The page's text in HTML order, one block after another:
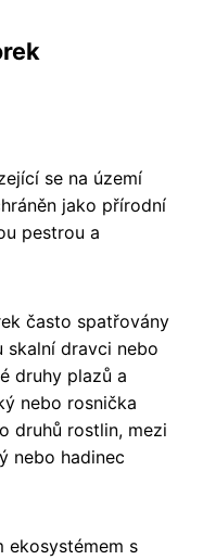
se na území
jako přírodní
pestrou a
často spatřovány
skalní dravci nebo
druhy plazů a
nebo rosnička
druhů rostlin, mezi
nebo hadinec
ekosystémem s